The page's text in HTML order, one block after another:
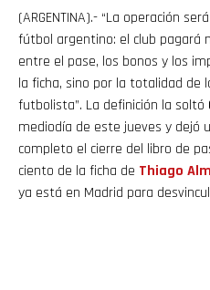
(ARGENTINA).- “La operación
fútbol argentino: el club pagará
entre el pase, los bonos y los
la ficha, sino por la totalidad de
futbolista”. La definición la soltó
mediodía de este jueves y dejó
completo el cierre del libro de
ciento de la ficha de Thiago
ya está en Madrid para